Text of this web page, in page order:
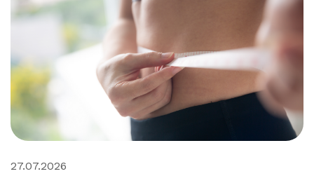
27.07.2026